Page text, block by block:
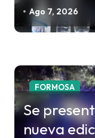
n
t
a
d
a
s
Ago 7, 2026
FORMOSA
Se
nueva